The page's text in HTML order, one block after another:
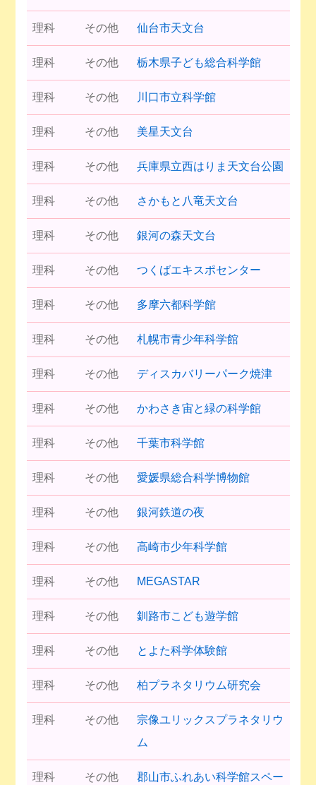
理科 その他 仙台市天文台
理科 その他 栃木県子ども総合科学館
理科 その他 川口市立科学館
理科 その他 美星天文台
理科 その他 兵庫県立西はりま天文台公園
理科 その他 さかもと八竜天文台
理科 その他 銀河の森天文台
理科 その他 つくばエキスポセンター
理科 その他 多摩六都科学館
理科 その他 札幌市青少年科学館
理科 その他 ディスカバリーパーク焼津
理科 その他 かわさき宙と緑の科学館
理科 その他 千葉市科学館
理科 その他 愛媛県総合科学博物館
理科 その他 銀河鉄道の夜
理科 その他 高崎市少年科学館
理科 その他 MEGASTAR
理科 その他 釧路市こども遊学館
理科 その他 とよた科学体験館
理科 その他 柏プラネタリウム研究会
理科 その他
宗像ユリックスプラネタリウ
ム
理科 その他 郡山市ふれあい科学館スペー